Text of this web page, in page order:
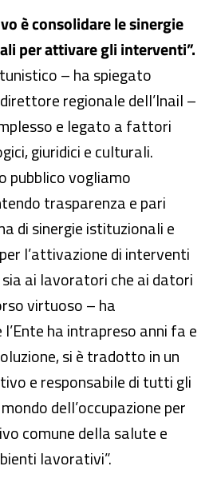
è consolidare le sinergie
per attivare gli interventi”.
– ha spiegato
regionale dell’Inail –
e legato a fattori
giuridici e culturali.
pubblico vogliamo
trasparenza e pari
di sinergie istituzionali e
l’attivazione di interventi
ai lavoratori che ai datori
virtuoso – ha
ha intrapreso anni fa e
si è tradotto in un
e responsabile di tutti gli
dell’occupazione per
comune della salute e
lavorativi”.